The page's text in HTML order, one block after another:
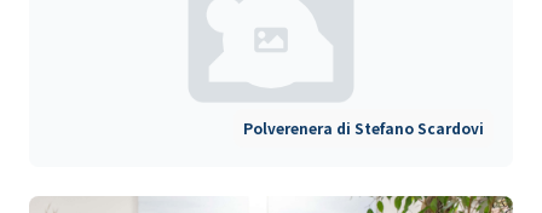
Polverenera di Stefano Scardovi